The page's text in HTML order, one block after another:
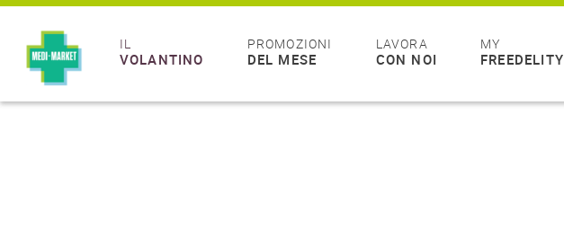
IL
VOLANTINO
PROMOZIONI
DEL MESE
LAVORA
CON NOI
MY
FREEDELITY